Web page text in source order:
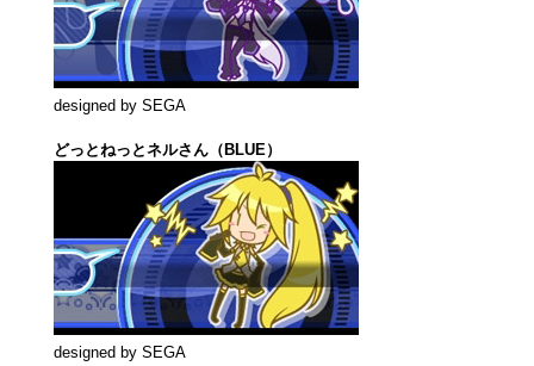
designed by SEGA
どっとねっとネルさん（BLUE）
designed by SEGA